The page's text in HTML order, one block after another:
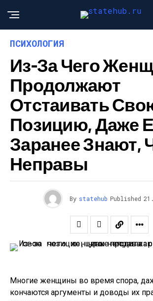
ПСИХОЛОГИЯ
Из-За Чего
Продолжают
Отстаивать
Позицию, Даже
Заранее Знают,
Неправы
By statehub Published
Многие женщины во время спора,
кончаются аргументы и доводы их